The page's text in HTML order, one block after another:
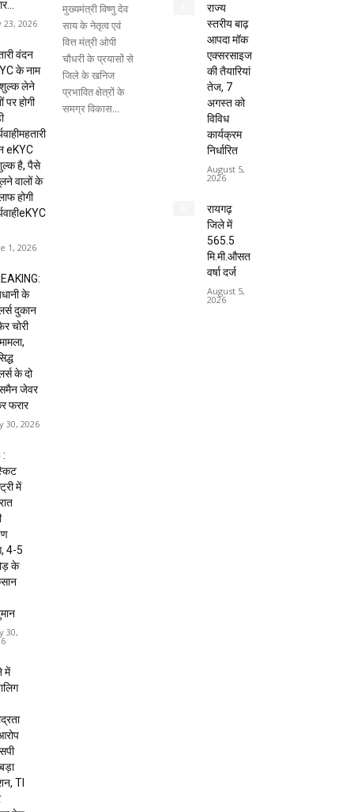
23, 2026
वंदन
के नाम
लेने
पर होगी
eKYC
है, पैसे
वालों के
होगी
1, 2026
के
दुकान
चोरी
के दो
जेवर
फरार
30, 2026
:
में
4-5
के
30,
में
TI
मुख्यमंत्री विष्णु देव
साय के नेतृत्व एवं
वित्त मंत्री ओपी
चौधरी के प्रयासों से
जिले के खनिज
प्रभावित क्षेत्रों के
समग्र विकास...
राज्य
स्तरीय बाढ़
आपदा मॉक
एक्सरसाइज
की तैयारियां
तेज, 7
अगस्त को
विविध
कार्यक्रम
निर्धारित
August 5,
2026
रायगढ़
जिले में
565.5
मि.मी.औसत
वर्षा दर्ज
August 5,
2026